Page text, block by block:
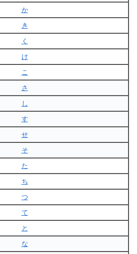
か
き
く
け
こ
さ
し
す
せ
そ
た
ち
つ
て
と
な